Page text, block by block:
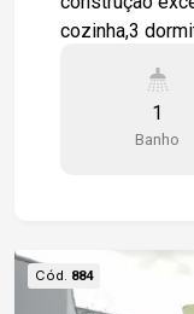
cozinha,3
1
Banho
Cód. 884